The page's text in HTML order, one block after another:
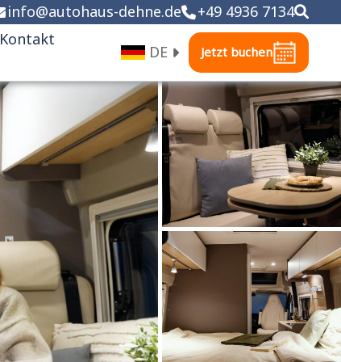
Kontakt
Jetzt buchen
info@autohaus-dehne.de
+49 4936 7134
DE